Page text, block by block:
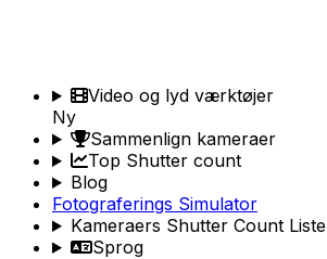
Video og lyd værktøjer
Ny
Sammenlign kameraer
Top Shutter count
Blog
Fotograferings Simulator
Kameraers Shutter Count Liste
Sprog